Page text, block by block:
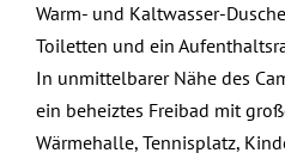
Warm- und Kaltwasser-
Toiletten und ein
In unmittelbarer Nähe des
ein beheiztes Freibad mit
Wärmehalle, Tennisplatz,